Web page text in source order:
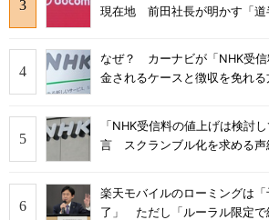
現在地 前田社長が明かす「道
なぜ？ カーナビが「NHK受
金されるケースと徴収を免れる
「NHK受信料の値上げは検討
言 スクランブル化を求める声
楽天モバイルのローミングは
了」 ただし「ルーラル限定で